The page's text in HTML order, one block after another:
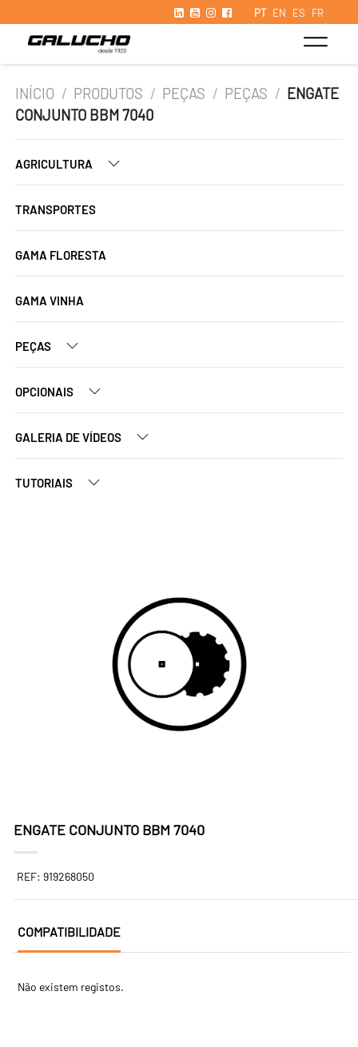
PT EN ES FR
INÍCIO / PRODUTOS / PEÇAS / PEÇAS / ENGATE
CONJUNTO BBM 7040
AGRICULTURA
TRANSPORTES
GAMA FLORESTA
GAMA VINHA
PEÇAS
OPCIONAIS
GALERIA DE VÍDEOS
TUTORIAIS
ENGATE CONJUNTO BBM 7040
REF: 919268050
COMPATIBILIDADE
Não existem registos.